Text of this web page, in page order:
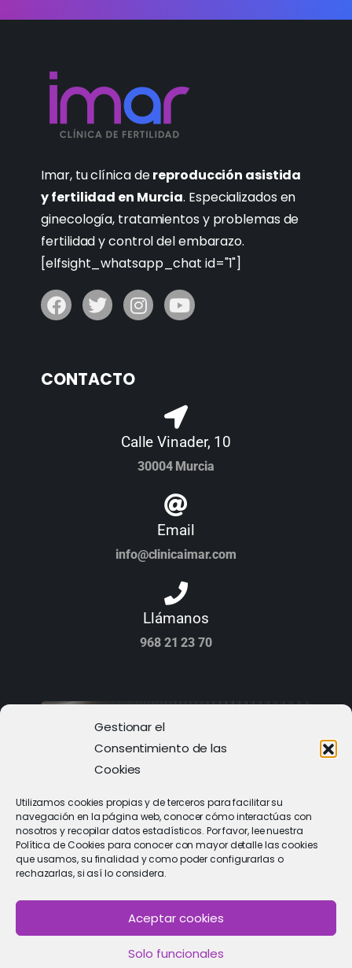
Gestionar el
Consentimiento de las
Cookies
Utilizamos cookies propias y de terceros para facilitar su
navegación en la página web, conocer cómo interactúas con
nosotros y recopilar datos estadísticos. Por favor, lee nuestra
Política de Cookies para conocer con mayor detalle las cookies
que usamos, su finalidad y como poder configurarlas o
rechazarlas, si así lo considera.
Aceptar cookies
Solo funcionales
Imar, tu clínica dereproducción asistida
y fertilidad en Murcia. Especializados en
ginecología, tratamientos y problemas de
fertilidad y control del embarazo.
[elfsight_whatsapp_chat id="1"]
CONTACTO
Calle Vinader, 10
30004 Murcia
Email
info@clinicaimar.com
Llámanos
968 21 23 70
PIDE CITA
Solicitar cita con un especialista